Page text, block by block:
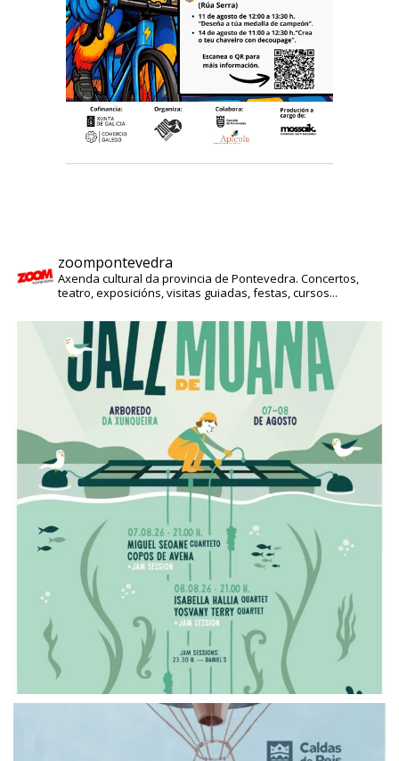
zoompontevedra
Axenda cultural da provincia de Pontevedra. Concertos,
teatro, exposicións, visitas guiadas, festas, cursos...